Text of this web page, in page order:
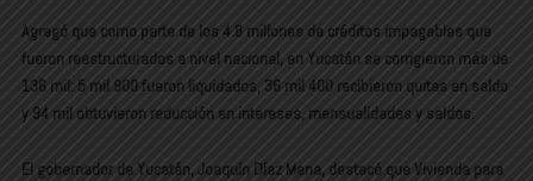
Agregó que como parte de los 4.8 millones de créditos impagables que
fueron reestructurados a nivel nacional, en Yucatán se corrigieron más de
136 mil: 5 mil 900 fueron liquidados, 36 mil 400 recibieron quitas en saldo
y 94 mil obtuvieron reducción en intereses, mensualidades y saldos.
El gobernador de Yucatán, Joaquín Díaz Mena, destacó que Vivienda para